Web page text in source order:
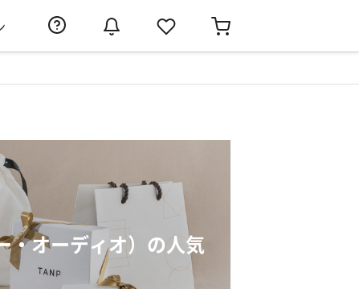
・オーディオ）の人気